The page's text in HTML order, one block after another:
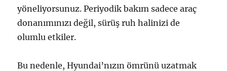
yöneliyorsunuz. Periyodik bakım sadece araç
donanımınızı değil, sürüş ruh halinizi de
olumlu etkiler.
Bu nedenle, Hyundai’nızın ömrünü uzatmak